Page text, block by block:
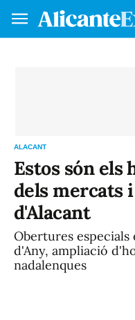
ALACANT
Estos són els
dels mercats
d'Alacant
Obertures
d'Any, ampliació
nadalenques